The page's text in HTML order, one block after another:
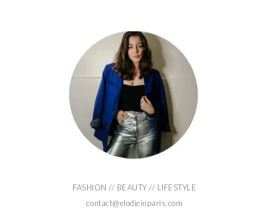
FASHION // BEAUTY // LIFESTYLE
contact@elodieinparis.com